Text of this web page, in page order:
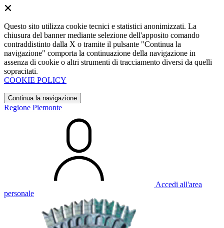
Questo sito utilizza cookie tecnici e statistici anonimizzati. La
chiusura del banner mediante selezione dell'apposito comando
contraddistinto dalla X o tramite il pulsante "Continua la
navigazione" comporta la continuazione della navigazione in
assenza di cookie o altri strumenti di tracciamento diversi da quelli
sopracitati.
COOKIE POLICY
Continua la navigazione
Regione Piemonte
Accedi all'area
personale